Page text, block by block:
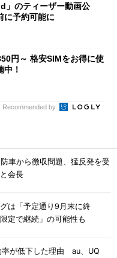
」のティーザー動画公
予約可能に
円～ 格安SIMをお得に使
中！
Recommended by
車から徴収問題、猛反発を受
会長
は「予定通り9月末に終
定で継続」の可能性も
率が低下した理由 au、UQ